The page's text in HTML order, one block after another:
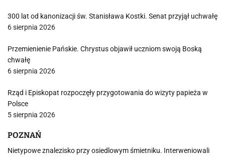
300 lat od kanonizacji św. Stanisława Kostki. Senat przyjął uchwałę
6 sierpnia 2026
Przemienienie Pańskie. Chrystus objawił uczniom swoją Boską
chwałę
6 sierpnia 2026
Rząd i Episkopat rozpoczęły przygotowania do wizyty papieża w
Polsce
5 sierpnia 2026
POZNAŃ
Nietypowe znalezisko przy osiedlowym śmietniku. Interweniowali